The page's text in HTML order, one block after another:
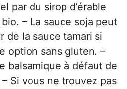
par du sirop d’érable
– La sauce soja peut
de la sauce tamari si
option sans gluten. –
balsamique à défaut de
Si vous ne trouvez pas